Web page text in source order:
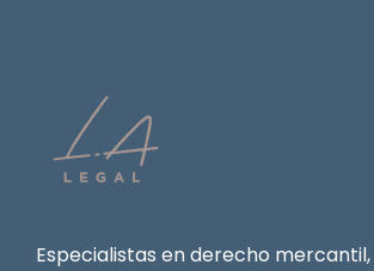
Especialistas en derecho